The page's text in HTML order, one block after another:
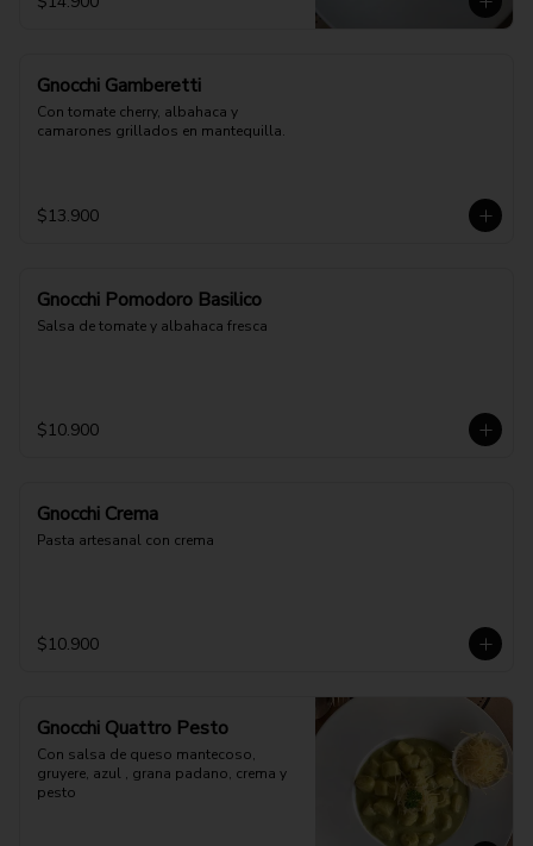
Gnocchi Gamberetti
Con tomate cherry, albahaca y
camarones grillados en mantequilla.
$13.900
Gnocchi Pomodoro Basilico
Salsa de tomate y albahaca fresca
$10.900
Gnocchi Crema
Pasta artesanal con crema
$10.900
Gnocchi Quattro Pesto
Con salsa de queso mantecoso,
gruyere, azul , grana padano, crema y
pesto